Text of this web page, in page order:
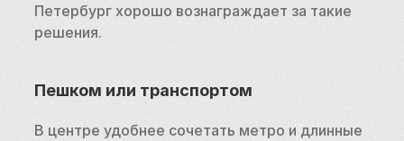
Петербург хорошо вознаграждает за такие
решения.
Пешком или транспортом
В центре удобнее сочетать метро и длинные